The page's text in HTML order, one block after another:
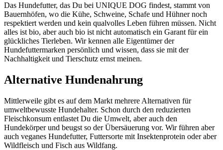
Das Hundefutter, das Du bei UNIQUE DOG findest, stammt von
Bauernhöfen, wo die Kühe, Schweine, Schafe und Hühner noch
respektiert werden und kein qualvolles Leben führen müssen. Nicht
alles ist bio, aber auch bio ist nicht automatisch ein Garant für ein
glückliches Tierleben. Wir kennen alle Eigentümer der
Hundefuttermarken persönlich und wissen, dass sie mit der
Nachhaltigkeit und Tierschutz ernst meinen.
Alternative Hundenahrung
Mittlerweile gibt es auf dem Markt mehrere Alternativen für
umweltbewusste Hundehalter. Schon durch den reduzierten
Fleischkonsum entlastet Du die Umwelt, aber auch den
Hundekörper und beugst so der Übersäuerung vor. Wir führen aber
auch veganes Hundefutter, Futtersorte mit Insektenprotein oder aber
Wildfleisch und Fisch aus Wildfang.